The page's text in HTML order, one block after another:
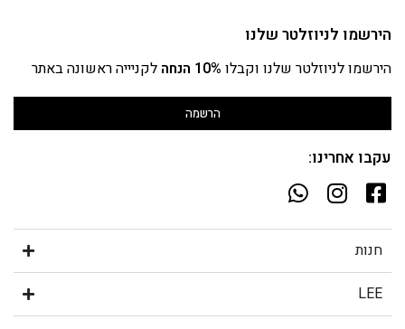
הירשמו לניוזלטר שלנו
הירשמו לניוזלטר שלנו וקבלו 10% הנחה לקניייה ראשונה באתר
הרשמה
עקבו אחרינו:
חנות
LEE